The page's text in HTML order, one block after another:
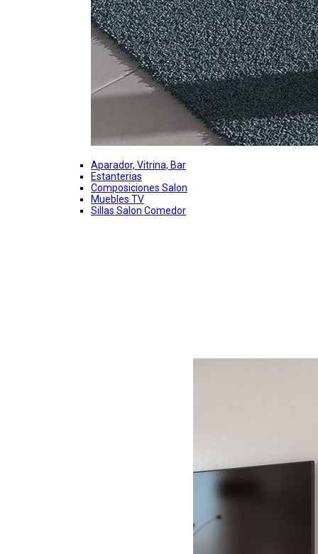
Aparador, Vitrina, Bar
Estanterias
Composiciones Salon
Muebles TV
Sillas Salon Comedor